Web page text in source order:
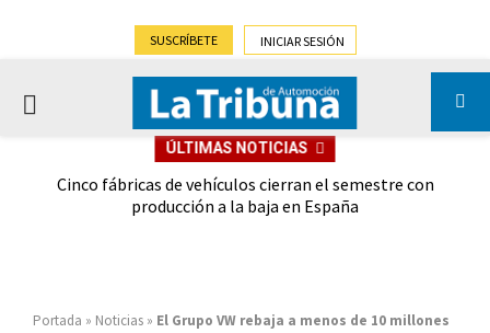
SUSCRÍBETE INICIAR SESIÓN
PRIMARY
ÚLTIMAS NOTICIAS
Cinco fábricas de vehículos cierran el semestre con
producción a la baja en España
Portada » Noticias » El Grupo VW rebaja a menos de 10 millones